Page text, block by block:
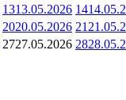
1313.05.2026 14
2020.05.2026 21
2727.05.2026 28